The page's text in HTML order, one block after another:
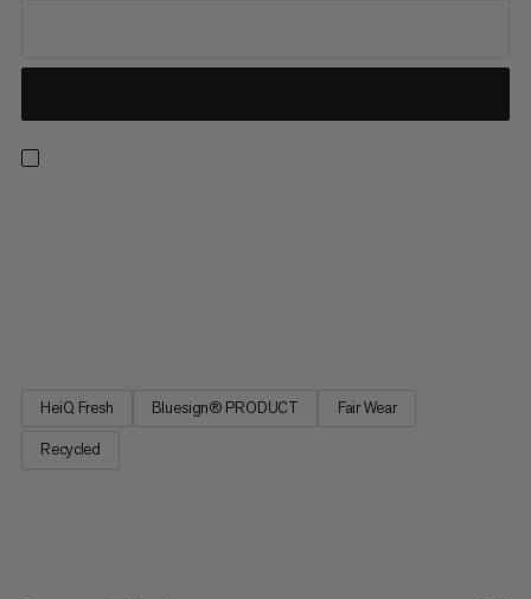
HeiQ Fresh Bluesign® PRODUCT Fair Wear
Recycled